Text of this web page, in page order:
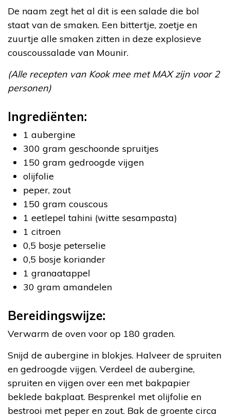
De naam zegt het al dit is een salade die bol
staat van de smaken. Een bittertje, zoetje en
zuurtje alle smaken zitten in deze explosieve
couscoussalade van Mounir.
(Alle recepten van Kook mee met MAX zijn voor 2
personen)
Ingrediënten:
1 aubergine
300 gram geschoonde spruitjes
150 gram gedroogde vijgen
olijfolie
peper, zout
150 gram couscous
1 eetlepel tahini (witte sesampasta)
1 citroen
0,5 bosje peterselie
0,5 bosje koriander
1 granaatappel
30 gram amandelen
Bereidingswijze:
Verwarm de oven voor op 180 graden.
Snijd de aubergine in blokjes. Halveer de spruiten
en gedroogde vijgen. Verdeel de aubergine,
spruiten en vijgen over een met bakpapier
beklede bakplaat. Besprenkel met olijfolie en
bestrooi met peper en zout. Bak de groente circa